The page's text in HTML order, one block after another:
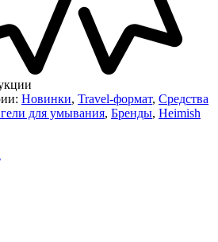
Новинки, Travel-формат, Средства
для умывания, Бренды, Heimish